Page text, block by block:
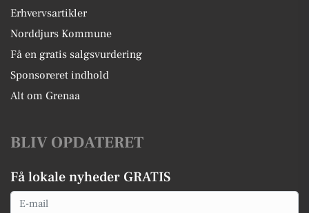
Erhvervsartikler
Norddjurs Kommune
Få en gratis salgsvurdering
Sponsoreret indhold
Alt om Grenaa
BLIV OPDATERET
Få lokale nyheder GRATIS
Email